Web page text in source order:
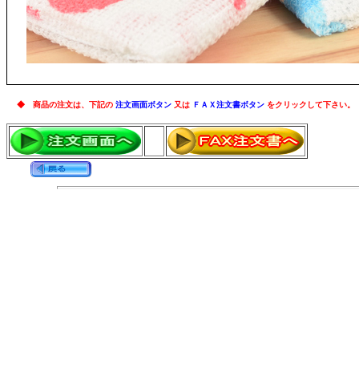
◆ 商品の注文は、下記の 注文画面ボタン 又は ＦＡＸ注文書ボタン をクリックして下さい。